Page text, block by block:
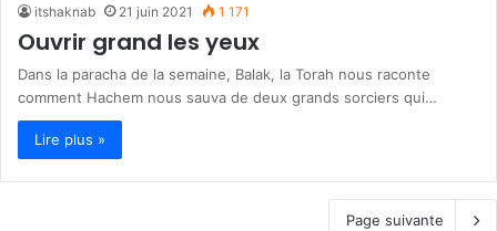
itshaknab 21 juin 2021 1 171
Ouvrir grand les yeux
Dans la paracha de la semaine, Balak, la Torah nous raconte
comment Hachem nous sauva de deux grands sorciers qui…
Lire plus »
Page suivante